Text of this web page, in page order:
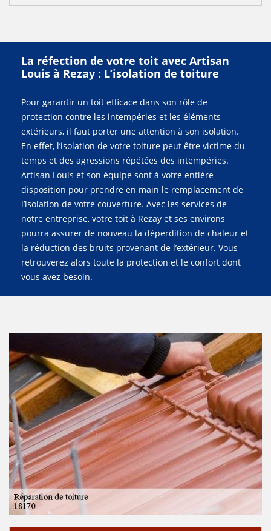
La réfection de votre toit avec Artisan
Louis à Rezay : L’isolation de toiture
Pour garantir un toit efficace dans son rôle de
protection contre les intempéries et les éléments
extérieurs, il faut porter une attention à son isolation.
En effet, l’isolation de votre toiture peut être victime du
temps et des agressions répétées des intempéries.
Artisan Louis et son équipe sont à votre entière
disposition pour prendre en main le remplacement de
l’isolation de votre couverture. Avec les services de
notre entreprise, votre toit à Rezay et ses environs
pourra assurer de nouveau la déperdition de chaleur et
la réduction des bruits provenant de l’extérieur. Vous
retrouverez alors toute la protection et le confort dont
vous avez besoin.